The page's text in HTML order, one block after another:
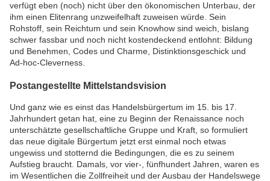
verfügt eben (noch) nicht über den ökonomischen Unterbau, der
ihm einen Elitenrang unzweifelhaft zuweisen würde. Sein
Rohstoff, sein Reichtum und sein Knowhow sind weich, bislang
schwer fassbar und noch nicht kostendeckend entlohnt: Bildung
und Benehmen, Codes und Charme, Distinktionsgeschick und
Ad-hoc-Cleverness.
Postangestellte Mittelstandsvision
Und ganz wie es einst das Handelsbürgertum im 15. bis 17.
Jahrhundert getan hat, eine zu Beginn der Renaissance noch
unterschätzte gesellschaftliche Gruppe und Kraft, so formuliert
das neue digitale Bürgertum jetzt erst einmal noch etwas
ungewiss und stotternd die Bedingungen, die es zu seinem
Aufstieg braucht. Damals, vor vier-, fünfhundert Jahren, waren es
im Wesentlichen die Zollfreiheit und der Ausbau der Handelswege